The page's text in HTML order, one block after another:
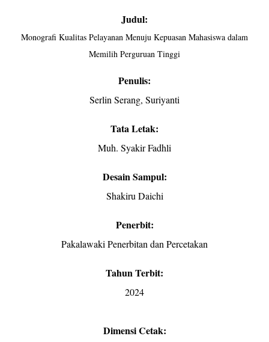
Judul:
Monografi Kualitas Pelayanan Menuju Kepuasan Mahasiswa dalam
Memilih Perguruan Tinggi
Penulis:
Serlin Serang, Suriyanti
Tata Letak:
Muh. Syakir Fadhli
Desain Sampul:
Shakiru Daichi
Penerbit:
Pakalawaki Penerbitan dan Percetakan
Tahun Terbit:
2024
Dimensi Cetak: